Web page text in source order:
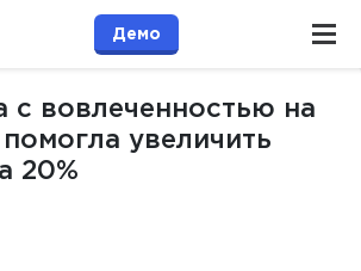
Демо
с вовлеченностью на
увеличить
20%